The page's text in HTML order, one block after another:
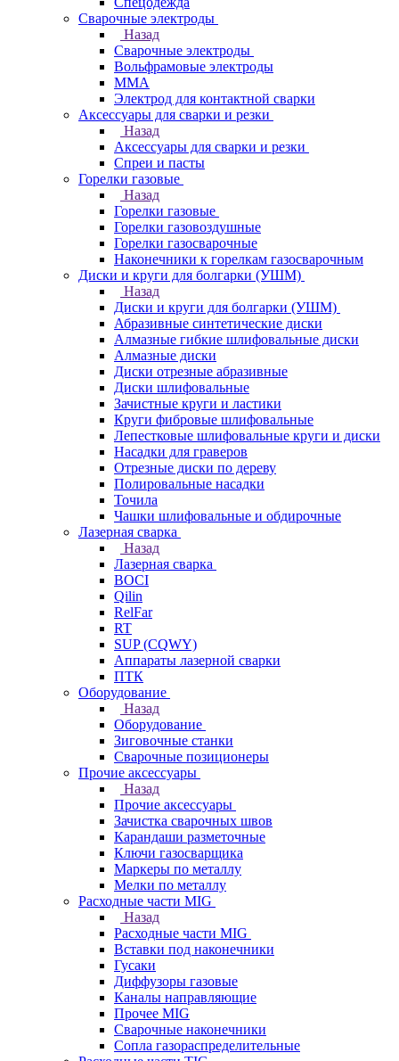
Сварочные электроды
Назад
Сварочные электроды
Вольфрамовые электроды
ММА
Электрод для контактной сварки
Аксессуары для сварки и резки
Назад
Аксессуары для сварки и резки
Спреи и пасты
Горелки газовые
Назад
Горелки газовые
Горелки газовоздушные
Горелки газосварочные
Наконечники к горелкам газосварочным
Диски и круги для болгарки (УШМ)
Назад
Диски и круги для болгарки (УШМ)
Абразивные синтетические диски
Алмазные гибкие шлифовальные диски
Алмазные диски
Диски отрезные абразивные
Диски шлифовальные
Зачистные круги и ластики
Круги фибровые шлифовальные
Лепестковые шлифовальные круги и диски
Насадки для граверов
Отрезные диски по дереву
Полировальные насадки
Точила
Чашки шлифовальные и обдирочные
Лазерная сварка
Назад
Лазерная сварка
BOCI
Qilin
RelFar
RT
SUP (CQWY)
Аппараты лазерной сварки
ПТК
Оборудование
Назад
Оборудование
Зиговочные станки
Сварочные позиционеры
Прочие аксессуары
Назад
Прочие аксессуары
Зачистка сварочных швов
Карандаши разметочные
Ключи газосварщика
Маркеры по металлу
Мелки по металлу
Расходные части MIG
Назад
Расходные части MIG
Вставки под наконечники
Гусаки
Диффузоры газовые
Каналы направляющие
Прочее MIG
Сварочные наконечники
Сопла газораспределительные